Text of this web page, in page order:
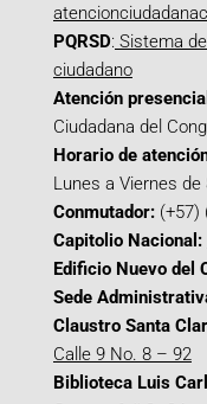
PQRSD: Sistema
ciudadano
Atención presencial
Ciudadana del
Horario de
Lunes a Viernes
Conmutador: (+57)
Capitolio Nacional:
Edificio Nuevo del
Sede
Claustro Santa
Calle 9 No. 8 – 92
Biblioteca Luis